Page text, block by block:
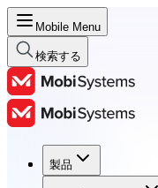
Mobile Menu
検索する
製品
製品